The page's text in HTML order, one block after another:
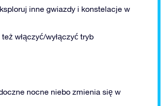
inne gwiazdy i konstelacje w
włączyć/wyłączyć tryb
nocne niebo zmienia się w